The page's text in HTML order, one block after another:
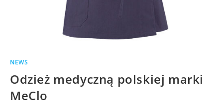
NEWS
Odzież medyczną polskiej marki
MeClo